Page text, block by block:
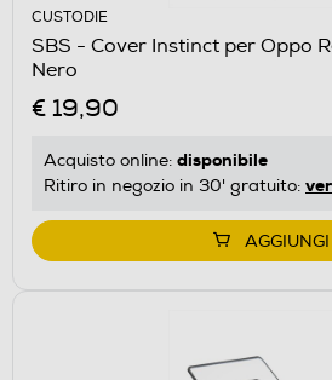
CUSTODIE
SBS - Cover Instinct per Oppo
Nero
€ 19,90
Acquisto online: disponibile
Ritiro in negozio in 30' gratuito:
AGGIUNGI